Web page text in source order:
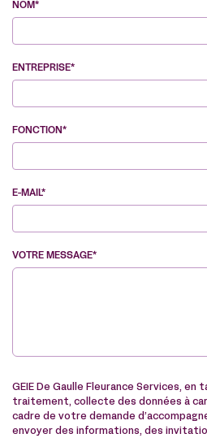
NOM*
ENTREPRISE*
FONCTION*
E-MAIL*
VOTRE MESSAGE*
GEIE De Gaulle Fleurance Services, en
traitement, collecte des données à
cadre de votre demande
envoyer des informations, des